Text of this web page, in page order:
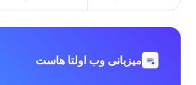
میزبانی وب اولتا هاست